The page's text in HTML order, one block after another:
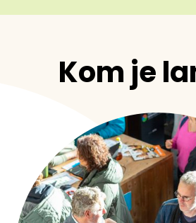
Kom je